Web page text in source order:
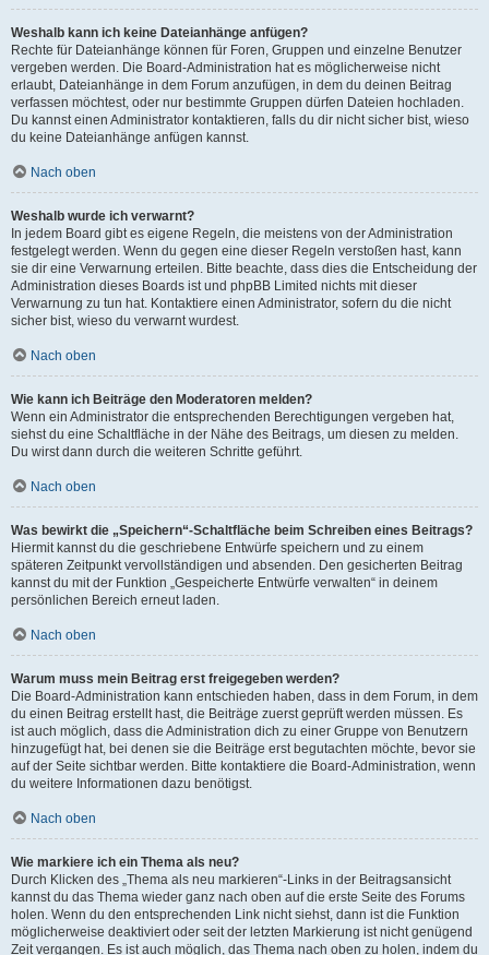
Weshalb kann ich keine Dateianhänge anfügen?
Rechte für Dateianhänge können für Foren, Gruppen und einzelne Benutzer
vergeben werden. Die Board-Administration hat es möglicherweise nicht
erlaubt, Dateianhänge in dem Forum anzufügen, in dem du deinen Beitrag
verfassen möchtest, oder nur bestimmte Gruppen dürfen Dateien hochladen.
Du kannst einen Administrator kontaktieren, falls du dir nicht sicher bist, wieso
du keine Dateianhänge anfügen kannst.
Nach oben
Weshalb wurde ich verwarnt?
In jedem Board gibt es eigene Regeln, die meistens von der Administration
festgelegt werden. Wenn du gegen eine dieser Regeln verstoßen hast, kann
sie dir eine Verwarnung erteilen. Bitte beachte, dass dies die Entscheidung der
Administration dieses Boards ist und phpBB Limited nichts mit dieser
Verwarnung zu tun hat. Kontaktiere einen Administrator, sofern du die nicht
sicher bist, wieso du verwarnt wurdest.
Nach oben
Wie kann ich Beiträge den Moderatoren melden?
Wenn ein Administrator die entsprechenden Berechtigungen vergeben hat,
siehst du eine Schaltfläche in der Nähe des Beitrags, um diesen zu melden.
Du wirst dann durch die weiteren Schritte geführt.
Nach oben
Was bewirkt die „Speichern“-Schaltfläche beim Schreiben eines Beitrags?
Hiermit kannst du die geschriebene Entwürfe speichern und zu einem
späteren Zeitpunkt vervollständigen und absenden. Den gesicherten Beitrag
kannst du mit der Funktion „Gespeicherte Entwürfe verwalten“ in deinem
persönlichen Bereich erneut laden.
Nach oben
Warum muss mein Beitrag erst freigegeben werden?
Die Board-Administration kann entschieden haben, dass in dem Forum, in dem
du einen Beitrag erstellt hast, die Beiträge zuerst geprüft werden müssen. Es
ist auch möglich, dass die Administration dich zu einer Gruppe von Benutzern
hinzugefügt hat, bei denen sie die Beiträge erst begutachten möchte, bevor sie
auf der Seite sichtbar werden. Bitte kontaktiere die Board-Administration, wenn
du weitere Informationen dazu benötigst.
Nach oben
Wie markiere ich ein Thema als neu?
Durch Klicken des „Thema als neu markieren“-Links in der Beitragsansicht
kannst du das Thema wieder ganz nach oben auf die erste Seite des Forums
holen. Wenn du den entsprechenden Link nicht siehst, dann ist die Funktion
möglicherweise deaktiviert oder seit der letzten Markierung ist nicht genügend
Zeit vergangen. Es ist auch möglich, das Thema nach oben zu holen, indem du